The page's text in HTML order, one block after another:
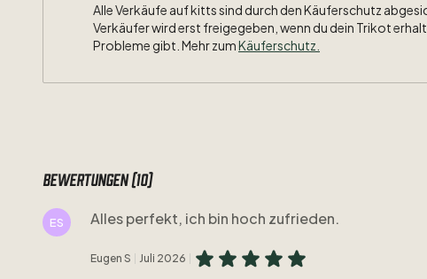
Alle Verkäufe auf kitts sind durch den Käuferschutz
Verkäufer wird erst freigegeben, wenn du dein Trikot
Probleme gibt. Mehr zumKäuferschutz
Bewertungen (10)
ES Alles perfekt, ich bin hoch zufrieden.
Eugen S Juli 2026